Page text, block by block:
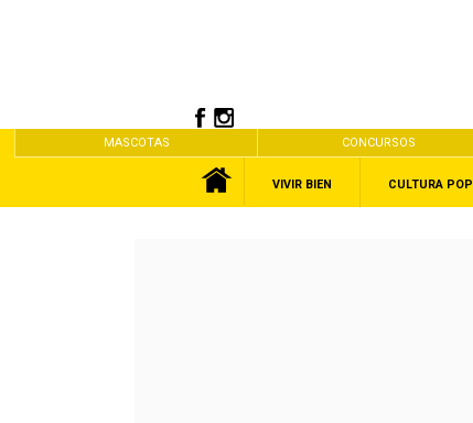
MASCOTAS CONCURSOS
VIVIR BIEN CULTURA POP